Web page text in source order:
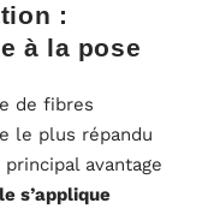
:
à la pose
de fibres
le plus répandu
avantage
s’applique